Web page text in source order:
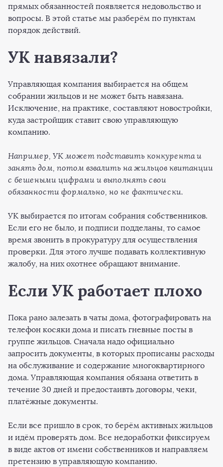
прямых обязанностей появляется недовольство и
вопросы. В этой статье мы разберём по пунктам
порядок действий.
УК навязали?
Управляющая компания выбирается на общем
собрании жильцов и не может быть навязана.
Исключение, на практике, составляют новостройки,
куда застройщик ставит свою управляющую
компанию.
Например, УК может подставить конкурента и
занять дом, потом взвалить на жильцов квитанции
с бешеными цифрами и выполнять свои
обязанности формально, но не фактически.
УК выбирается по итогам собрания собственников.
Если его не было, и подписи подделаны, то самое
время звонить в прокуратуру для осуществления
проверки. Для этого лучше подавать коллективную
жалобу, на них охотнее обращают внимание.
Если УК работает плохо
Пока рано залезать в чаты дома, фотографировать на
телефон косяки дома и писать гневные посты в
группе жильцов. Сначала надо официально
запросить документы, в которых прописаны расходы
на обслуживание и содержание многоквартирного
дома. Управляющая компания обязана ответить в
течение 30 дней и предостаивть договоры, чеки,
платёжные документы.
Если все пришло в срок, то берём активных жильцов
и идём проверять дом. Все недоработки фиксируем
в виде актов от имени собственников и направляем
претензию в управляющую компанию.